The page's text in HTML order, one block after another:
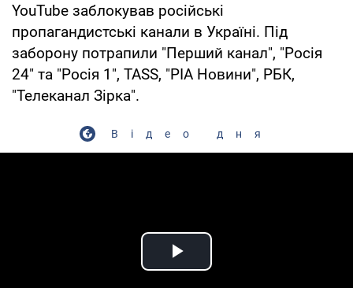
YouTube заблокував російські
пропагандистські канали в Україні. Під
заборону потрапили "Перший канал", "Росія
24" та "Росія 1", TASS, "РІА Новини", РБК,
"Телеканал Зірка".
Відео дня
Play Video